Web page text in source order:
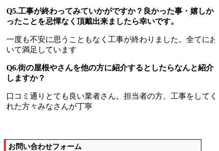
Q5.工事が終わってみていかがですか？良かった事・嬉しか
ったことを忌憚なく頂戴出来ましたら幸いです。
一度も不安に思うこともなく工事が終わりました。全てにお
いて満足しています
Q6.街の屋根やさんを他の方に紹介するとしたらなんと紹介
しますか？
口コミ通りとても良い業者さん。担当者の方、工事をしてく
れた方々みなさんが丁寧
お問い合わせフォーム